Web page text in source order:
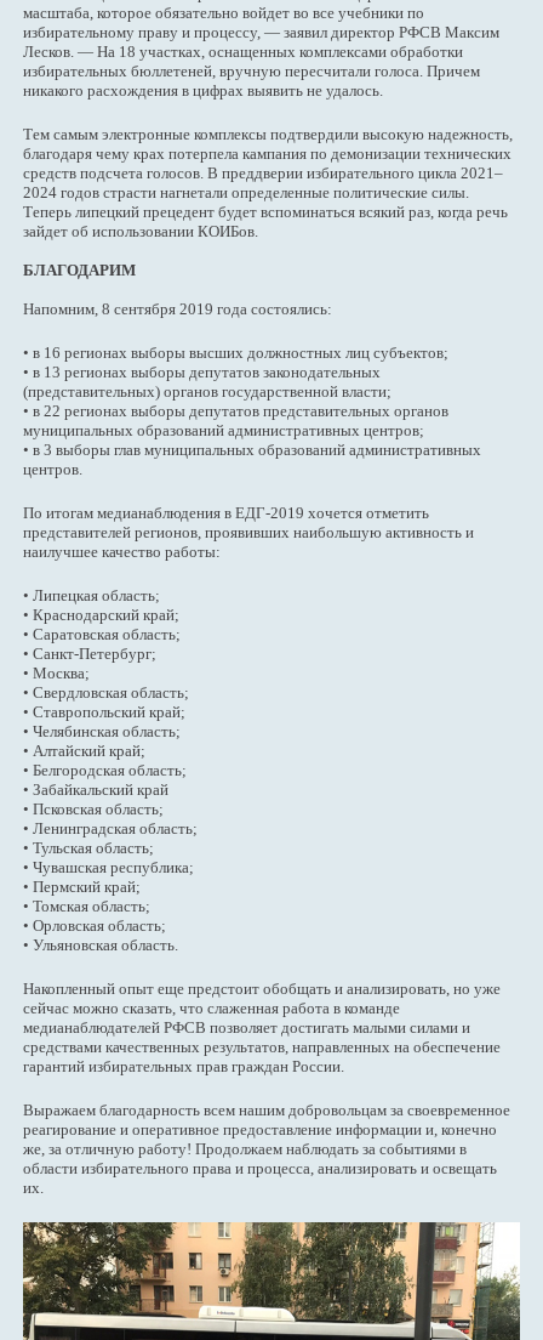
масштаба, которое обязательно войдет во все учебники по
избирательному праву и процессу, — заявил директор РФСВ Максим
Лесков. — На 18 участках, оснащенных комплексами обработки
избирательных бюллетеней, вручную пересчитали голоса. Причем
никакого расхождения в цифрах выявить не удалось.
Тем самым электронные комплексы подтвердили высокую надежность,
благодаря чему крах потерпела кампания по демонизации технических
средств подсчета голосов. В преддверии избирательного цикла 2021–
2024 годов страсти нагнетали определенные политические силы.
Теперь липецкий прецедент будет вспоминаться всякий раз, когда речь
зайдет об использовании КОИБов.
БЛАГОДАРИМ
Напомним, 8 сентября 2019 года состоялись:
• в 16 регионах выборы высших должностных лиц субъектов;
• в 13 регионах выборы депутатов законодательных
(представительных) органов государственной власти;
• в 22 регионах выборы депутатов представительных органов
муниципальных образований административных центров;
• в 3 выборы глав муниципальных образований административных
центров.
По итогам медианаблюдения в ЕДГ-2019 хочется отметить
представителей регионов, проявивших наибольшую активность и
наилучшее качество работы:
• Липецкая область;
• Краснодарский край;
• Саратовская область;
• Санкт-Петербург;
• Москва;
• Свердловская область;
• Ставропольский край;
• Челябинская область;
• Алтайский край;
• Белгородская область;
• Забайкальский край
• Псковская область;
• Ленинградская область;
• Тульская область;
• Чувашская республика;
• Пермский край;
• Томская область;
• Орловская область;
• Ульяновская область.
Накопленный опыт еще предстоит обобщать и анализировать, но уже
сейчас можно сказать, что слаженная работа в команде
медианаблюдателей РФСВ позволяет достигать малыми силами и
средствами качественных результатов, направленных на обеспечение
гарантий избирательных прав граждан России.
Выражаем благодарность всем нашим добровольцам за своевременное
реагирование и оперативное предоставление информации и, конечно
же, за отличную работу! Продолжаем наблюдать за событиями в
области избирательного права и процесса, анализировать и освещать
их.